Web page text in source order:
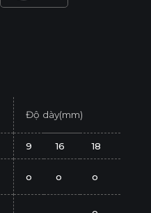
Độ dày(mm)
9 16 18
o o o